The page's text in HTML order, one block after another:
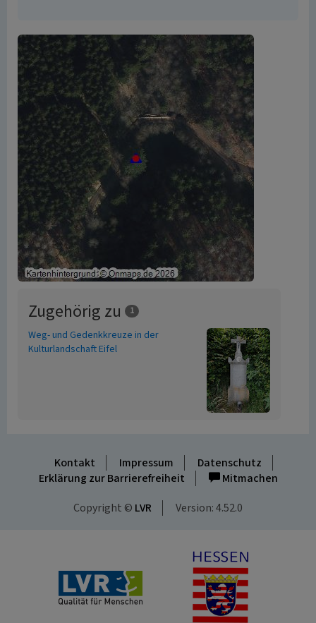
Zugehörig zu 1
Weg- und Gedenkkreuze in der
Kulturlandschaft Eifel
Kontakt Impressum
Datenschutz
Erklärung zur Barrierefreiheit
Mitmachen
Copyright © LVR Version: 4.52.0